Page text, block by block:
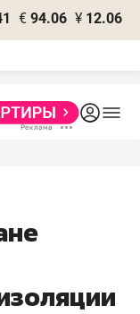
€ 94.06 ¥ 12.06